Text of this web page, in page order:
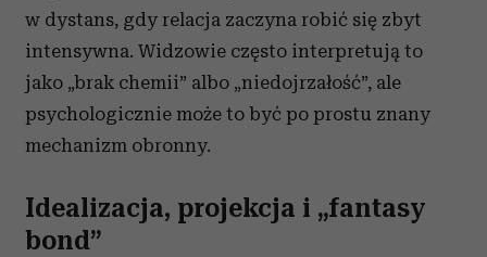
w dystans, gdy relacja zaczyna robić się zbyt
intensywna. Widzowie często interpretują to
jako „brak chemii” albo „niedojrzałość”, ale
psychologicznie może to być po prostu znany
mechanizm obronny.
Idealizacja, projekcja i „fantasy
bond”